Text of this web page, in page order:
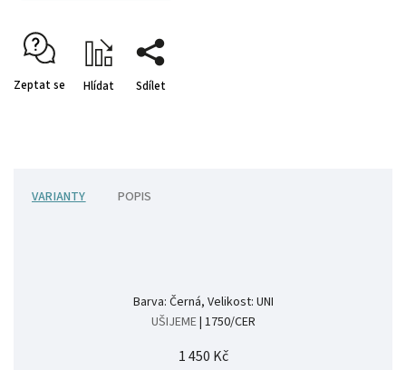
Zeptat se Hlídat Sdílet
VARIANTY POPIS
Barva: Černá, Velikost: UNI
UŠIJEME| 1750/CER
1 450 Kč